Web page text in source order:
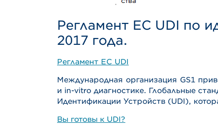
Регламент EC UDI по
2017 года.
Регламент EC UDI
Международная организация GS1
и in-vitro диагностике. Глобальные
Идентификации Устройств (UDI),
Вы готовы к UDI?